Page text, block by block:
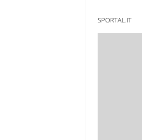
SPORTAL.IT